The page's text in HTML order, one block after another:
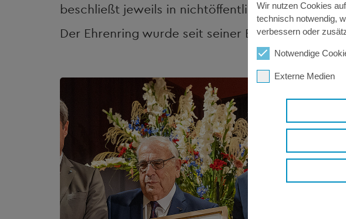
beschließt jeweils in nichtöffentlicher Sitzung.
Der Ehrenring wurde seit seiner Einführung im
Wir nutzen Cookies
technisch notwendig,
verbessern oder
Notwendige
Externe Medien